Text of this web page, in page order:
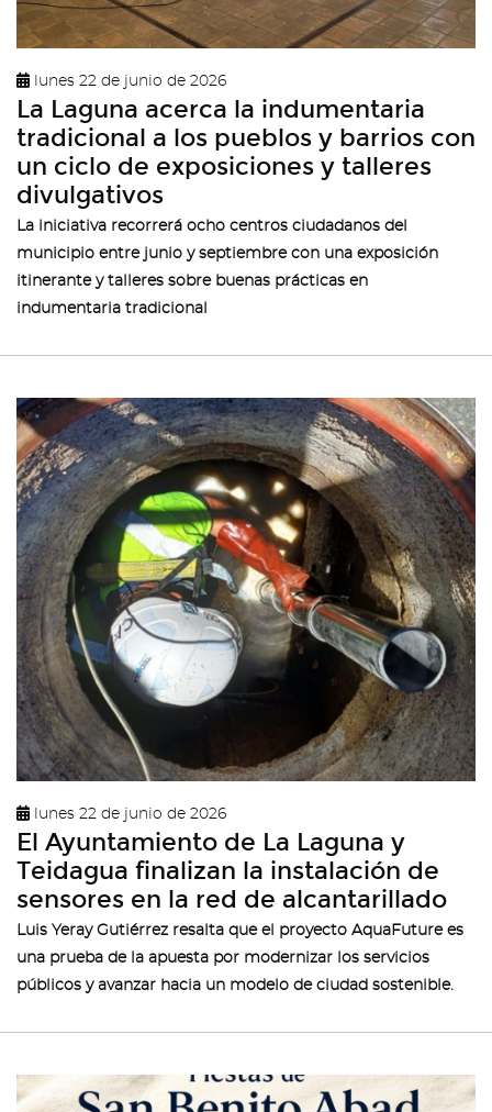
lunes 22 de junio de 2026
La Laguna acerca la indumentaria
tradicional a los pueblos y barrios con
un ciclo de exposiciones y talleres
divulgativos
La iniciativa recorrerá ocho centros ciudadanos del
municipio entre junio y septiembre con una exposición
itinerante y talleres sobre buenas prácticas en
indumentaria tradicional
lunes 22 de junio de 2026
El Ayuntamiento de La Laguna y
Teidagua finalizan la instalación de
sensores en la red de alcantarillado
Luis Yeray Gutiérrez resalta que el proyecto AquaFuture es
una prueba de la apuesta por modernizar los servicios
públicos y avanzar hacia un modelo de ciudad sostenible.